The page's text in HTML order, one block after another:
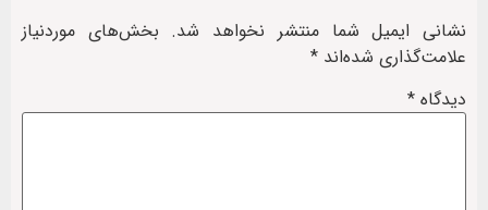
نشانی ایمیل شما منتشر نخواهد شد. بخش‌های موردنیاز
علامت‌گذاری شده‌اند *
دیدگاه *